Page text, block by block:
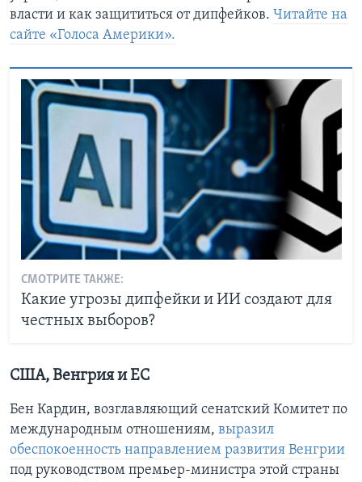
власти и как защититься от дипфейков. Читайте на
сайте «Голоса Америки».
СМОТРИТЕ ТАКЖЕ:
Какие угрозы дипфейки и ИИ создают для
честных выборов?
США, Венгрия и ЕС
Бен Кардин, возглавляющий сенатский Комитет по
международным отношениям, выразил
обеспокоенность направлением развития Венгрии
под руководством премьер-министра этой страны